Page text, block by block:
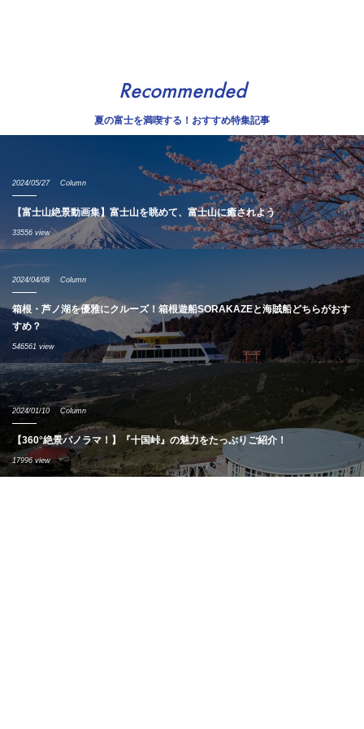
Recommended
夏の富士を満喫する！おすすめ特集記事
2024/05/27 Column
【富士山絶景動画集】富士山を眺めて、富士山に癒されよう
33556 view
2024/04/08 Column
箱根・芦ノ湖を優雅にクルーズ！箱根遊船SORAKAZEと海賊船どちらがおす
すめ？
546561 view
2024/01/10 Column
【360°絶景パノラマ！】『十国峠』の魅力をたっぷりご紹介！
17996 view